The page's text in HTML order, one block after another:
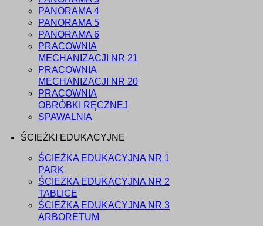
PANORAMA 4
PANORAMA 5
PANORAMA 6
PRACOWNIA
MECHANIZACJI NR 21
PRACOWNIA
MECHANIZACJI NR 20
PRACOWNIA
OBRÓBKI RĘCZNEJ
SPAWALNIA
ŚCIEŻKI EDUKACYJNE
ŚCIEŻKA EDUKACYJNA NR 1
PARK
ŚCIEŻKA EDUKACYJNA NR 2
TABLICE
ŚCIEŻKA EDUKACYJNA NR 3
ARBORETUM